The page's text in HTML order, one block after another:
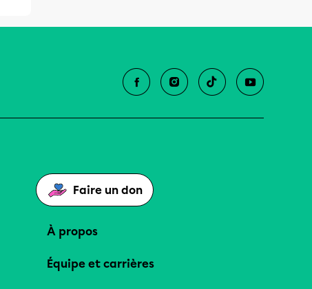
Faire un don
À propos
Équipe et carrières